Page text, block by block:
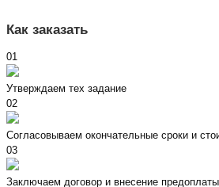
Как заказать
01
Утверждаем тех задание
02
Согласовываем окончательные сроки и
03
Заключаем договор и внесение предоплаты